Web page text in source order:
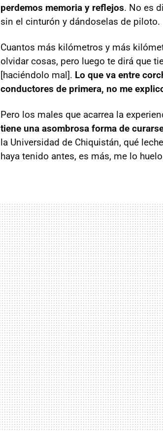
perdemos memoria y reflejos. No es
sin el cinturón y dándoselas de piloto.
Cuantos más kilómetros y más
olvidar cosas, pero luego te dirá que
[haciéndolo mal]. Lo que va entre
conductores de primera, no me
Pero los males que acarrea la
tiene una asombrosa forma de
la Universidad de Chiquistán, qué
haya tenido antes, es más, me lo